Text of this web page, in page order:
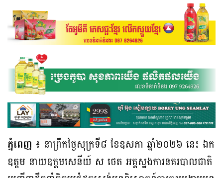
ភ្នំពេញ ៖ នាព្រឹកថ្ងៃសុក្រទី៨ ខែឧសភា ឆ្នាំ២០២៦ នេះ ឯក
ឧត្តម នាយឧត្តមសេនីយ៍ ស ថេត អគ្គស្នងការនគរបាលជាតិ